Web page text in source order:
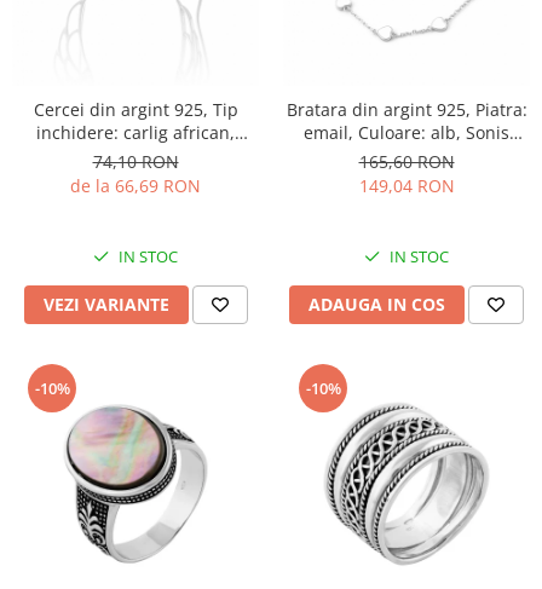
Cercei din argint 925, Tip
inchidere: carlig african,
Piatra: cubic zirconia, Culoare:
transparenta, Sonis Silver
74,10 RON
de la 66,69 RON
IN STOC
VEZI VARIANTE
Bratara din argint 925, Piatra:
email, Culoare: alb, Sonis
Silver
165,60 RON
149,04 RON
IN STOC
ADAUGA IN COS
-10% -10%